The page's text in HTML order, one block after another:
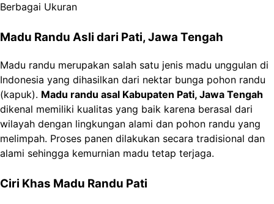
Berbagai Ukuran
Madu Randu Asli dari Pati, Jawa Tengah
Madu randu merupakan salah satu jenis madu unggulan di
Indonesia yang dihasilkan dari nektar bunga pohon randu
(kapuk). Madu randu asal Kabupaten Pati, Jawa Tengah
dikenal memiliki kualitas yang baik karena berasal dari
wilayah dengan lingkungan alami dan pohon randu yang
melimpah. Proses panen dilakukan secara tradisional dan
alami sehingga kemurnian madu tetap terjaga.
Ciri Khas Madu Randu Pati